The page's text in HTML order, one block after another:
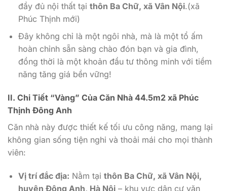
đầy đủ nội thất tại thôn Ba Chữ, xã Vân Nội.(xã
Phúc Thịnh mới)
Đây không chỉ là một ngôi nhà, mà là một tổ ấm
hoàn chỉnh sẵn sàng chào đón bạn và gia đình,
đồng thời là một khoản đầu tư thông minh với tiềm
năng tăng giá bền vững!
II. Chi Tiết “Vàng” Của Căn Nhà 44.5m2 xã Phúc
Thịnh Đông Anh
Căn nhà này được thiết kế tối ưu công năng, mang lại
không gian sống tiện nghi và thoải mái cho mọi thành
viên:
Vị trí đắc địa: Nằm tại thôn Ba Chữ, xã Vân Nội,
huyện Đông Anh, Hà Nội– khu vực dân cư văn